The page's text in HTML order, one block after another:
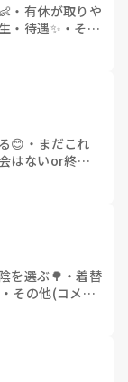
・ 有休が取りや
・待遇✨ ・ その
😊 ・ まだこれ
はないor終わ
を選ぶ🌳 ・着替
・ その他(コメン